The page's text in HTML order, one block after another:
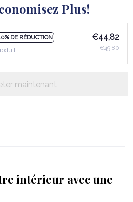
Plus!
DE RÉDUCTION
€44,82
€49,80
maintenant
intérieur avec une